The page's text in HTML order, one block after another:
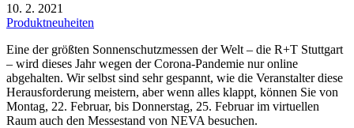
10. 2. 2021
Produktneuheiten
Eine der größten Sonnenschutzmessen der Welt – die R+T Stuttgart
– wird dieses Jahr wegen der Corona-Pandemie nur online
abgehalten. Wir selbst sind sehr gespannt, wie die Veranstalter diese
Herausforderung meistern, aber wenn alles klappt, können Sie von
Montag, 22. Februar, bis Donnerstag, 25. Februar im virtuellen
Raum auch den Messestand von NEVA besuchen.